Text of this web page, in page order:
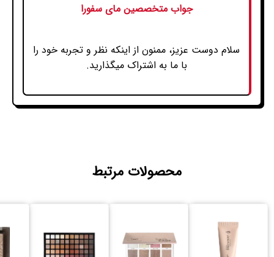
جواب متخصصین مای سفورا
سلام دوست عزیز، ممنون از اینکه نظر و تجربه خود را
با ما به اشتراک میگذارید.
محصولات مرتبط